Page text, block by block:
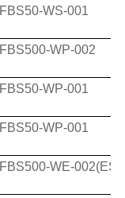
FBS50-WS-001
FBS500-WP-002
FBS50-WP-001
FBS50-WP-001
FBS500-WE-002(ES)